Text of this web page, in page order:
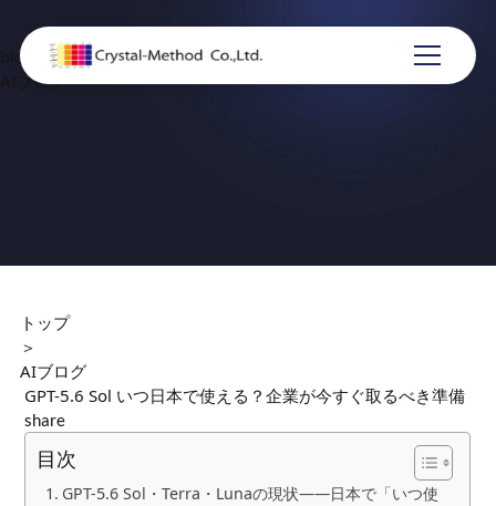
blog
AIブログ
トップ
＞
AIブログ
GPT-5.6 Sol いつ日本で使える？企業が今すぐ取るべき準備
share
目次
GPT-5.6 Sol・Terra・Lunaの現状——日本で「いつ使